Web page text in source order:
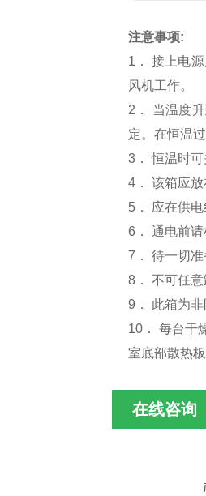
注意事项:
1． 接上电
风机工作。
2． 当温度
定。在恒温
3． 恒温时
4． 该箱应
5． 应在供
6． 通电前
7． 待一切
8． 不可任
9． 此箱为
10． 每台干
室底部散热
在线咨询